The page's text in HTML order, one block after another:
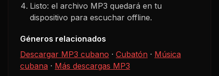
Listo: el archivo MP3 quedará en tu
dispositivo para escuchar offline.
Géneros relacionados
Descargar MP3 cubano · Cubatón · Música
cubana · Más descargas MP3